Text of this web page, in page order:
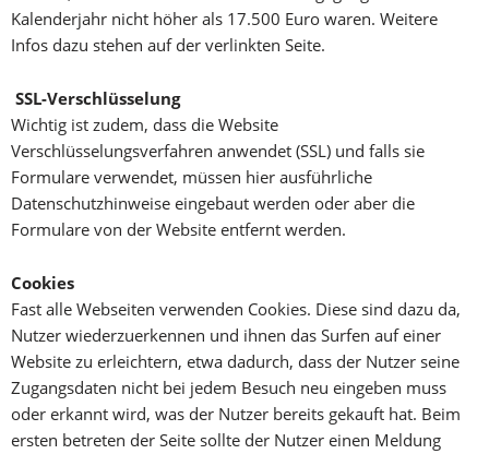
Kalenderjahr nicht höher als 17.500 Euro waren. Weitere
Infos dazu stehen auf der verlinkten Seite.
SSL-Verschlüsselung
Wichtig ist zudem, dass die Website
Verschlüsselungsverfahren anwendet (SSL) und falls sie
Formulare verwendet, müssen hier ausführliche
Datenschutzhinweise eingebaut werden oder aber die
Formulare von der Website entfernt werden.
Cookies
Fast alle Webseiten verwenden Cookies. Diese sind dazu da,
Nutzer wiederzuerkennen und ihnen das Surfen auf einer
Website zu erleichtern, etwa dadurch, dass der Nutzer seine
Zugangsdaten nicht bei jedem Besuch neu eingeben muss
oder erkannt wird, was der Nutzer bereits gekauft hat. Beim
ersten betreten der Seite sollte der Nutzer einen Meldung